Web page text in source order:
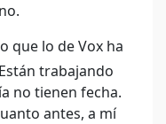
que lo de Vox ha
trabajando
no tienen fecha.
antes, a mí